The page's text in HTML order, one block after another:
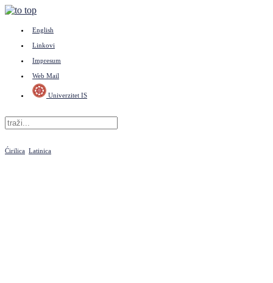
English
Linkovi
Impresum
Web Mail
Univerzitet IS
Ćirilica Latinica